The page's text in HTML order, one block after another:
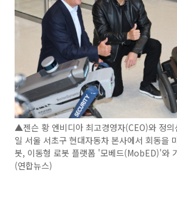
▲젠슨 황 엔비디아 최고경영자(CEO)와 정
일 서울 서초구 현대자동차 본사에서 회동을
봇, 이동형 로봇 플랫폼 '모베드(MobED)'와
(연합뉴스)